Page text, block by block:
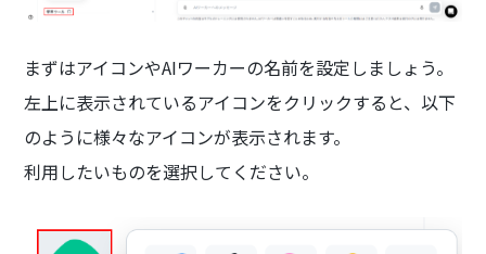
まずはアイコンやAIワーカーの名前を設定しましょう。
左上に表示されているアイコンをクリックすると、以下
のように様々なアイコンが表示されます。
利用したいものを選択してください。